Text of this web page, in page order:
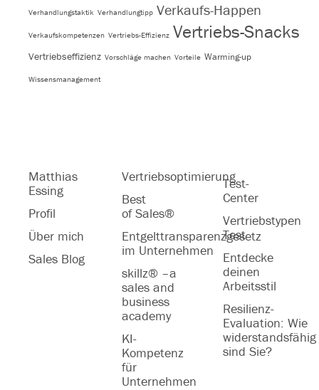
Verhandlungstaktik Verhandlungtipp Verkaufs-Happen
Verkaufskompetenzen Vertriebs-Effizienz Vertriebs-Snacks
Vertriebseffizienz Vorschläge machen Vorteile Warming-up
Wissensmanagement
Matthias
Essing
Profil
Über mich
Sales Blog
Vertriebsoptimierung
Best
of Sales®
Entgelttransparenzgesetz
im Unternehmen
skillz® –a
sales and
business
academy
KI-
Kompetenz
für
Unternehmen
Test-
Center
Vertriebstypen
Test
Entdecke
deinen
Arbeitsstil
Resilienz-
Evaluation: Wie
widerstandsfähig
sind Sie?